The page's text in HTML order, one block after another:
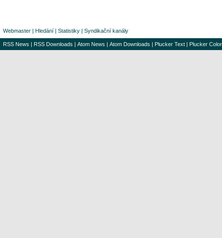
Webmaster | Hledání | Statistiky | Syndikační kanály
RSS News | RSS Downloads | Atom News | Atom Downloads | Plucker Text | Plucker Color